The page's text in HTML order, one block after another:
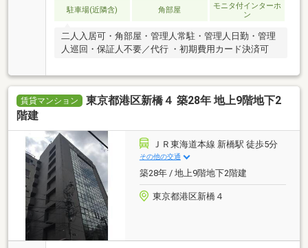
駐車場(近隣含) 角部屋
モニタ付インターホ
ン
二人入居可・角部屋・管理人常駐・管理人日勤・管理
人巡回・保証人不要／代行 ・初期費用カード決済可
賃貸マンション
東京都港区新橋４ 築28年 地上9階地下2
階建
ＪＲ東海道本線 新橋駅 徒歩5分
その他の交通
築28年 / 地上9階地下2階建
東京都港区新橋４